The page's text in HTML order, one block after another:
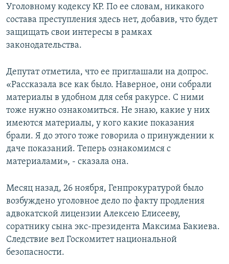
Уголовному кодексу КР. По ее словам, никакого
состава преступления здесь нет, добавив, что будет
защищать свои интересы в рамках
законодательства.
Депутат отметила, что ее приглашали на допрос.
«Рассказала все как было. Наверное, они собрали
материалы в удобном для себя ракурсе. С ними
тоже нужно ознакомиться. Не знаю, какие у них
имеются материалы, у кого какие показания
брали. Я до этого тоже говорила о принуждении к
даче показаний. Теперь ознакомимся с
материалами», - сказала она.
Месяц назад, 26 ноября, Генпрокуратурой было
возбуждено уголовное дело по факту продления
адвокатской лицензии Алексею Елисееву,
соратнику сына экс-президента Максима Бакиева.
Следствие вел Госкомитет национальной
безопасности.